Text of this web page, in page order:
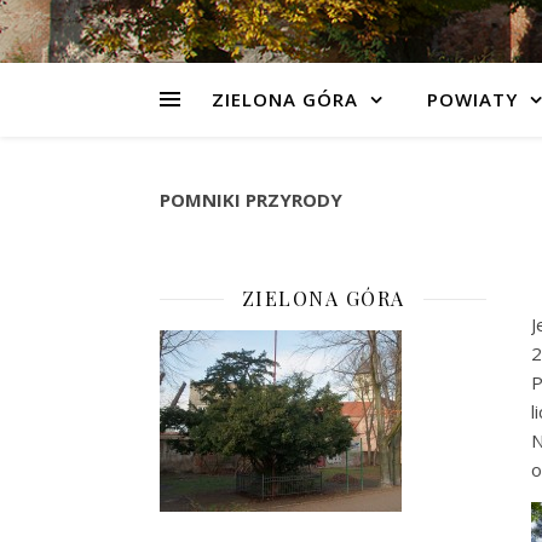
ZIELONA GÓRA POWIATY
POMNIKI PRZYRODY
ZIELONA GÓRA